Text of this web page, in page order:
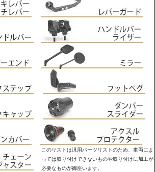
このリストは汎用パーツリストのため、車両によ
っては取り付けできないものや取り付けに加工が
必要なものが御座います。